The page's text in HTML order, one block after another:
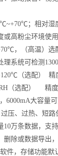
；相对湿
高粉尘环境使用
， （高温） 选
理系统可检测
（选配） 精
（选配） 精度
6000mA大容量
压、过热、短路
10万条数据，支
删除或数据导出，
件，存储功能默